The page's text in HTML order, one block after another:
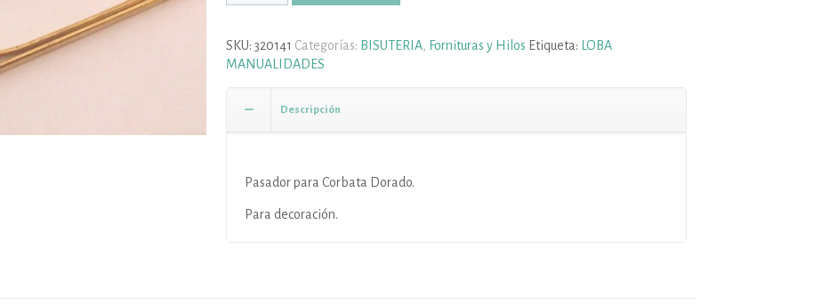
SKU: 320141 Categorías: BISUTERIA, Fornituras y Hilos Etiqueta:
LOBA
MANUALIDADES
Descripción
Pasador para Corbata Dorado.
Para decoración.